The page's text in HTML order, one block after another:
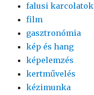
falusi karcolatok
film
gasztronómia
kép és hang
képelemzés
kertművelés
kézimunka